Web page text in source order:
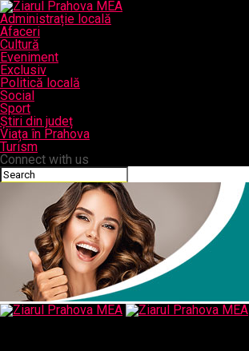
Administrație locală
Afaceri
Cultură
Eveniment
Exclusiv
Politică locală
Social
Sport
Știri din județ
Viața în Prahova
Turism
Connect with us